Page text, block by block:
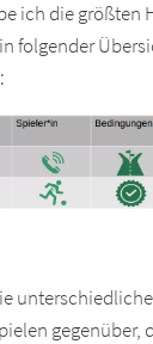
ich die größten
folgender
gegenüber,